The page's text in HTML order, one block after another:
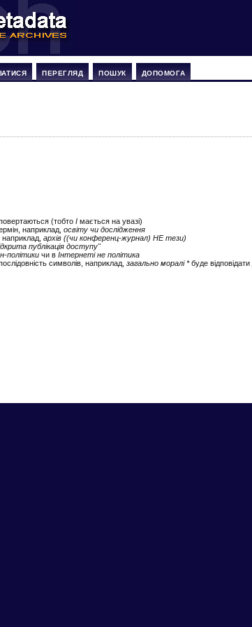
ПЕРЕГЛЯД ПОШУК ДОПОМОГА
(тобтоІ мається на увазі)
наприклад,освіту чи дослідження
наприклад,архів ((чи конференц-журнал) НЕ тези)
публікація доступу"
політики чи вІнтернеті не політика
символів, наприклад,загально моралі *буде відповідати